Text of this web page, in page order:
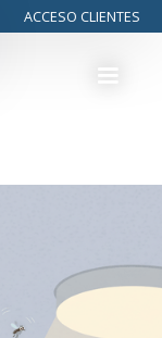
ACCESO CLIENTES